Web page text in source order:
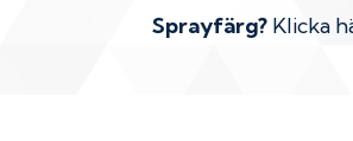
Sprayfärg? Klicka